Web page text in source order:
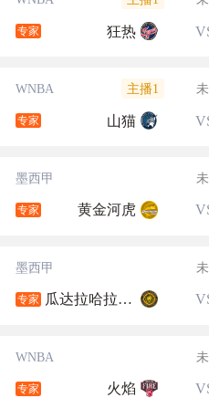
专家 狂热
WNBA 主播1 未
专家 山猫
墨西甲 未
专家 黄金河虎
墨西甲 未
专家 瓜达拉哈拉大学
WNBA 未
专家 火焰